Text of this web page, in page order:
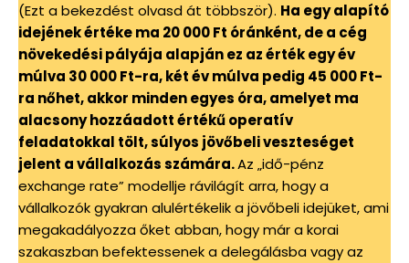
(Ezt a bekezdést olvasd át többször). Ha egy alapító
idejének értéke ma 20 000 Ft óránként, de a cég
növekedési pályája alapján ez az érték egy év
múlva 30 000 Ft-ra, két év múlva pedig 45 000 Ft-
ra nőhet, akkor minden egyes óra, amelyet ma
alacsony hozzáadott értékű operatív
feladatokkal tölt, súlyos jövőbeli veszteséget
jelent a vállalkozás számára.Az „idő-pénz
exchange rate” modellje rávilágít arra, hogy a
vállalkozók gyakran alulértékelik a jövőbeli idejüket, ami
megakadályozza őket abban, hogy már a korai
szakaszban befektessenek a delegálásba vagy az